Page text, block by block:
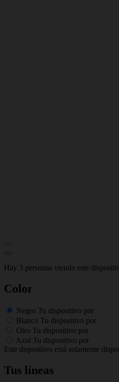
Hay 3 personas viendo este
Color
Negro Tu dispositivo por
Blanco Tu dispositivo por
Otro Tu dispositivo por
Azul Tu dispositivo por
Este dispositivo está solamente
Tus líneas